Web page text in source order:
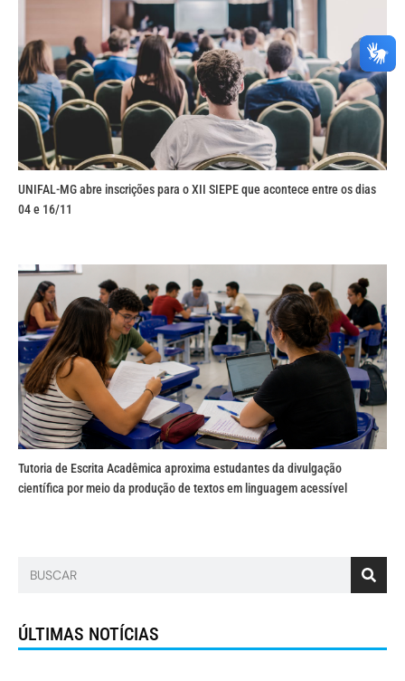
UNIFAL-MG abre inscrições para o XII SIEPE que acontece entre os dias
04 e 16/11
Tutoria de Escrita Acadêmica aproxima estudantes da divulgação
científica por meio da produção de textos em linguagem acessível
ÚLTIMAS NOTÍCIAS